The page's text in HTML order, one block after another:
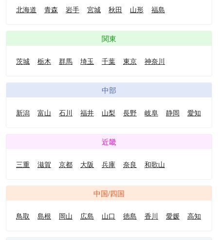
北海道 青森 岩手 宮城 秋田 山形 福島
関東
茨城 栃木 群馬 埼玉 千葉 東京 神奈川
中部
新潟 富山 石川 福井 山梨 長野 岐阜 静岡 愛知
近畿
三重 滋賀 京都 大阪 兵庫 奈良 和歌山
中国/四国
鳥取 島根 岡山 広島 山口 徳島 香川 愛媛 高知